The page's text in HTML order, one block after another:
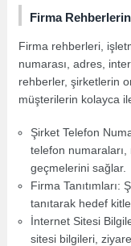
Firma
Firma rehberleri,
numarası, adres,
rehberler, şirketlerin
müşterilerin kolayca
Şirket Telefon
telefon
geçmelerini sağlar.
Firma Tanıtımları:
tanıtarak hedef
İnternet Sitesi
sitesi bilgileri,